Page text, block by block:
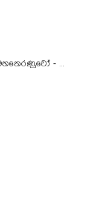
සම්බුදු සුවඳේ පහස ලත් අනඳ මහතෙරණුවෝ - Ananda Maha Theranuwo